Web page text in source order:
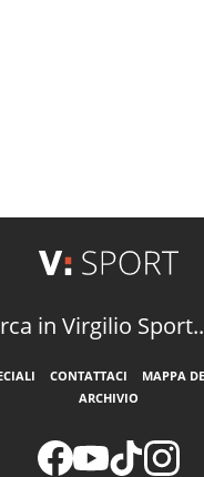
in Virgilio
CONTATTACI MAPPA
ARCHIVIO